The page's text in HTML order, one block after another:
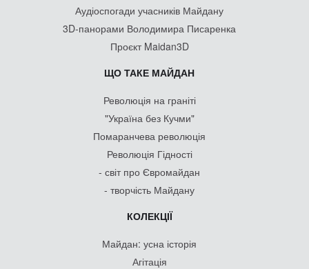
Аудіоспогади учасників Майдану
3D-панорами Володимира Писаренка
Проєкт Maidan3D
ЩО ТАКЕ МАЙДАН
Революція на граніті
"Україна без Кучми"
Помаранчева революція
Революція Гідності
- світ про Євромайдан
- творчість Майдану
КОЛЕКЦІЇ
Майдан: усна історія
Агітація